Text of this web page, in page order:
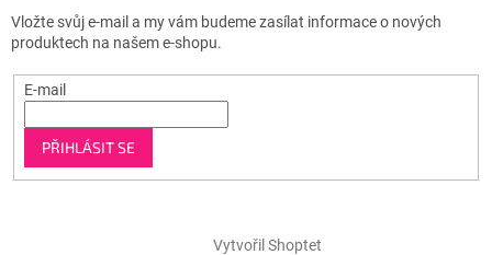
Vložte svůj e-mail a my vám budeme zasílat informace o nových
produktech na našem e-shopu.
E-mail
PŘIHLÁSIT SE
Vytvořil Shoptet